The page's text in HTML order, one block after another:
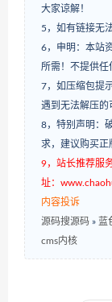
大家谅解！
5，如有链接无
6，申明：本站
所需！不提供任
7，如压缩包提
遇到无法解压的
8，特别声明：
求，建议购买正
9，站长推荐服
址：
内容投诉
源码搜源码 » 蓝
cms内核